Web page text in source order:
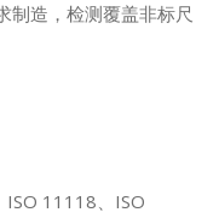
制造，检测覆盖非标尺
11118、ISO